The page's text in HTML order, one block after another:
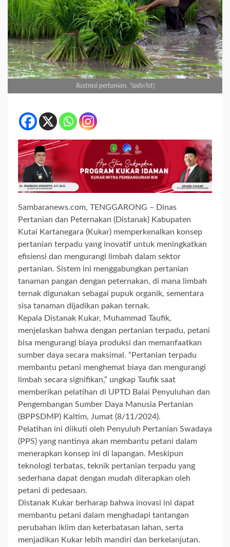
Ilustrasi pertanian. *(adv/ist)
Sambaranews.com, TENGGARONG – Dinas
Pertanian dan Peternakan (Distanak) Kabupaten
Kutai Kartanegara (Kukar) memperkenalkan konsep
pertanian terpadu yang inovatif untuk meningkatkan
efisiensi dan mengurangi limbah dalam sektor
pertanian. Sistem ini menggabungkan pertanian
tanaman pangan dengan peternakan, di mana limbah
ternak digunakan sebagai pupuk organik, sementara
sisa tanaman dijadikan pakan ternak.
Kepala Distanak Kukar, Muhammad Taufik,
menjelaskan bahwa dengan pertanian terpadu, petani
bisa mengurangi biaya produksi dan memanfaatkan
sumber daya secara maksimal. “Pertanian terpadu
membantu petani menghemat biaya dan mengurangi
limbah secara signifikan,” ungkap Taufik saat
memberikan pelatihan di UPTD Balai Penyuluhan dan
Pengembangan Sumber Daya Manusia Pertanian
(BPPSDMP) Kaltim, Jumat (8/11/2024).
Pelatihan ini diikuti oleh Penyuluh Pertanian Swadaya
(PPS) yang nantinya akan membantu petani dalam
menerapkan konsep ini di lapangan. Meskipun
teknologi terbatas, teknik pertanian terpadu yang
sederhana dapat dengan mudah diterapkan oleh
petani di pedesaan.
Distanak Kukar berharap bahwa inovasi ini dapat
membantu petani dalam menghadapi tantangan
perubahan iklim dan keterbatasan lahan, serta
menjadikan Kukar lebih mandiri dan berkelanjutan.